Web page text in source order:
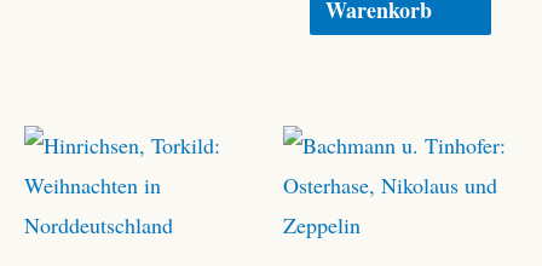
Warenkorb